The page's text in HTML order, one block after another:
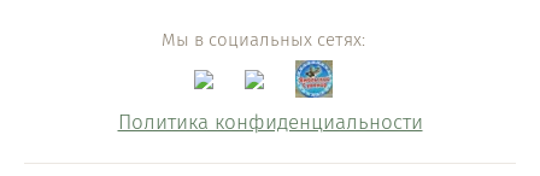
Мы в социальных сетях:
Политика конфиденциальности